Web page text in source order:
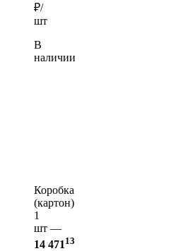
₽/
шт
В
наличии
Коробка
(картон)
1
шт —
14 471 13